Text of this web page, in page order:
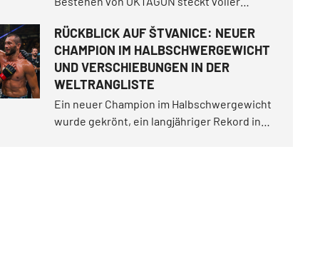
RÜCKBLICK AUF ŠTVANICE: NEUER
CHAMPION IM HALBSCHWERGEWICHT
UND VERSCHIEBUNGEN IN DER
WELTRANGLISTE
Ein neuer Champion im Halbschwergewicht
wurde gekrönt, ein langjähriger Rekord in